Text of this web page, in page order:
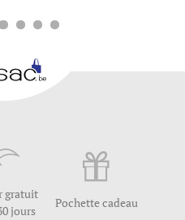
gratuit
jours
Pochette cadeau